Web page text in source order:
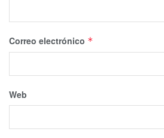
Correo electrónico *
Web